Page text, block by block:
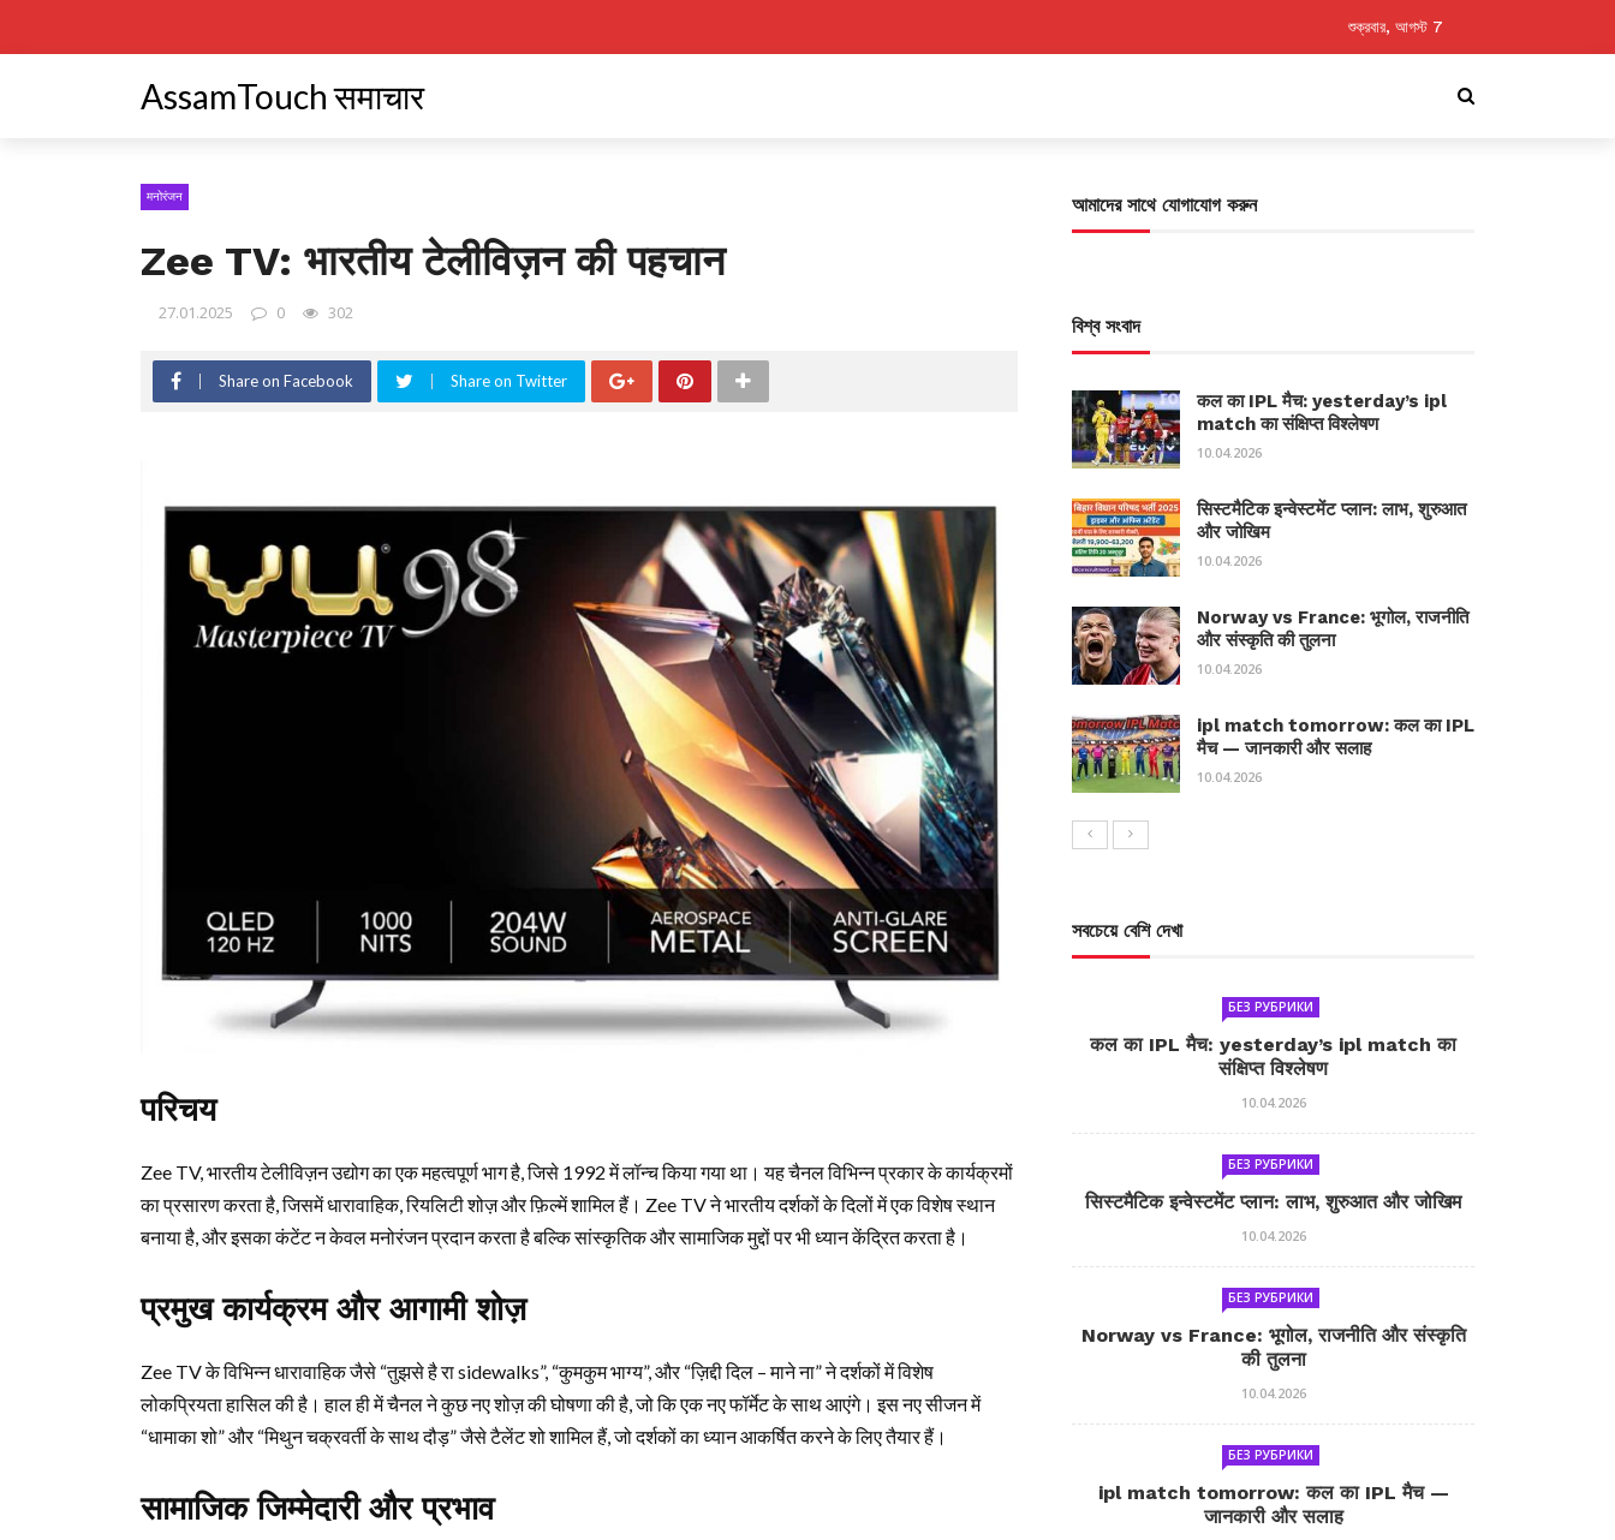
শুক্রবার, আগস্ট 7
AssamTouch समाचार
मनोरंजन
Zee TV: भारतीय टेलीविज़न की पहचान
27.01.2025 0 302
Share on Facebook Share on Twitter
परिचय
Zee TV, भारतीय टेलीविज़न उद्योग का एक महत्वपूर्ण भाग है, जिसे 1992 में लॉन्च किया गया था। यह चैनल विभिन्न प्रकार के कार्यक्रमों
का प्रसारण करता है, जिसमें धारावाहिक, रियलिटी शोज़ और फ़िल्में शामिल हैं। Zee TV ने भारतीय दर्शकों के दिलों में एक विशेष स्थान
बनाया है, और इसका कंटेंट न केवल मनोरंजन प्रदान करता है बल्कि सांस्कृतिक और सामाजिक मुद्दों पर भी ध्यान केंद्रित करता है।
प्रमुख कार्यक्रम और आगामी शोज़
Zee TV के विभिन्न धारावाहिक जैसे “तुझसे है रा sidewalks”, “कुमकुम भाग्य”, और “ज़िद्दी दिल – माने ना” ने दर्शकों में विशेष
लोकप्रियता हासिल की है। हाल ही में चैनल ने कुछ नए शोज़ की घोषणा की है, जो कि एक नए फॉर्मेट के साथ आएंगे। इस नए सीजन में
“धामाका शो” और “मिथुन चक्रवर्ती के साथ दौड़” जैसे टैलेंट शो शामिल हैं, जो दर्शकों का ध्यान आकर्षित करने के लिए तैयार हैं।
सामाजिक जिम्मेदारी और प्रभाव
আমাদের সাথে যোগাযোগ করুন
বিশ্ব সংবাদ
कल का IPL मैच: yesterday’s ipl
match का संक्षिप्त विश्लेषण
10.04.2026
सिस्टमैटिक इन्वेस्टमेंट प्लान: लाभ, शुरुआत
और जोखिम
10.04.2026
Norway vs France: भूगोल, राजनीति
और संस्कृति की तुलना
10.04.2026
ipl match tomorrow: कल का IPL
मैच — जानकारी और सलाह
10.04.2026
সবচেয়ে বেশি দেখা
БЕЗ РУБРИКИ
कल का IPL मैच: yesterday’s ipl match का
संक्षिप्त विश्लेषण
10.04.2026
БЕЗ РУБРИКИ
सिस्टमैटिक इन्वेस्टमेंट प्लान: लाभ, शुरुआत और जोखिम
10.04.2026
БЕЗ РУБРИКИ
Norway vs France: भूगोल, राजनीति और संस्कृति
की तुलना
10.04.2026
БЕЗ РУБРИКИ
ipl match tomorrow: कल का IPL मैच —
जानकारी और सलाह